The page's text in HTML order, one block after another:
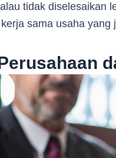
tidak diselesaikan
sama usaha yang